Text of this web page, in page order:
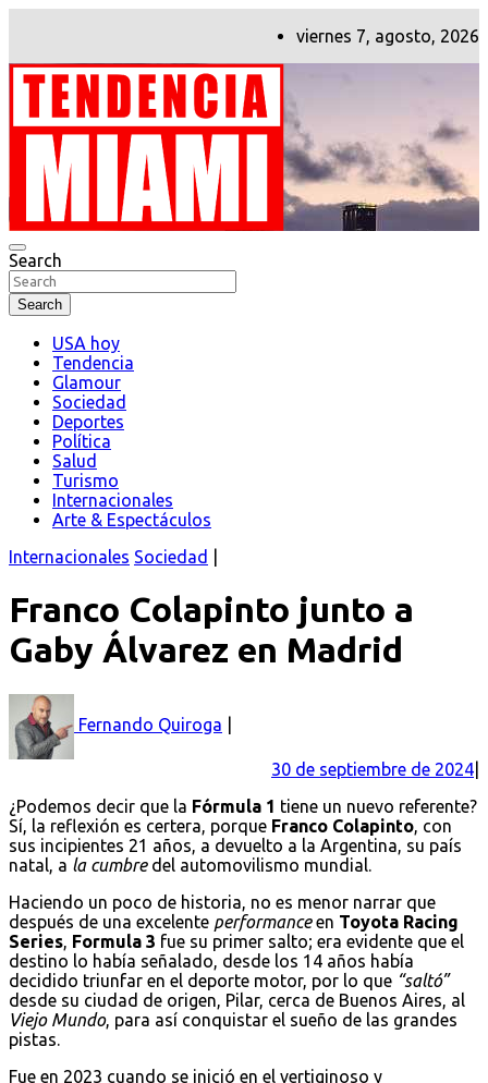
viernes 7, agosto, 2026
Tendencia Miami
Search
Search
USA hoy
Tendencia
Glamour
Sociedad
Deportes
Política
Salud
Turismo
Internacionales
Arte & Espectáculos
Internacionales Sociedad
Franco Colapinto junto a
Gaby Álvarez en Madrid
Fernando Quiroga
30 de septiembre de 2024
¿Podemos decir que la Fórmula 1 tiene un nuevo referente?
Sí, la reflexión es certera, porque Franco Colapinto, con
sus incipientes 21 años, a devuelto a la Argentina, su país
natal, a la cumbredel automovilismo mundial.
Haciendo un poco de historia, no es menor narrar que
después de una excelente performanceen Toyota Racing
Series, Formula 3 fue su primer salto; era evidente que el
destino lo había señalado, desde los 14 años había
decidido triunfar en el deporte motor, por lo que “saltó”
desde su ciudad de origen, Pilar, cerca de Buenos Aires, al
Viejo Mundo, para así conquistar el sueño de las grandes
pistas.
Fue en 2023 cuando se inició en el vertiginoso y